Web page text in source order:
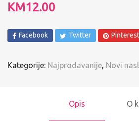
KM12.00
Facebook Twitter Pinterest
Kategorije: Najprodavanije, Novi
Opis O